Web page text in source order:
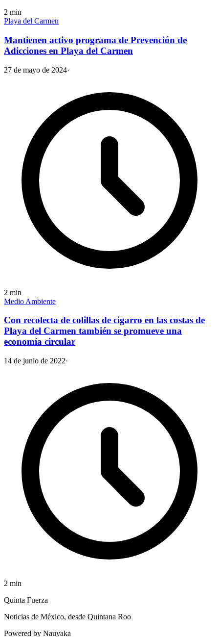
2 min
Playa del Carmen
Mantienen activo programa de Prevención de
Adicciones en Playa del Carmen
27 de mayo de 2024·
2 min
Medio Ambiente
Con recolecta de colillas de cigarro en las costas de
Playa del Carmen también se promueve una
economía circular
14 de junio de 2022·
2 min
Quinta Fuerza
Noticias de México, desde Quintana Roo
Powered by Nauyaka